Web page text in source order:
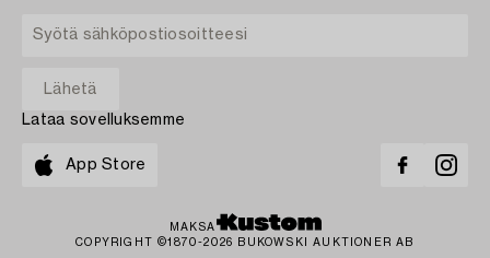
Lataa sovelluksemme
App Store
MAKSA
COPYRIGHT ©1870-2026 BUKOWSKI AUKTIONER AB